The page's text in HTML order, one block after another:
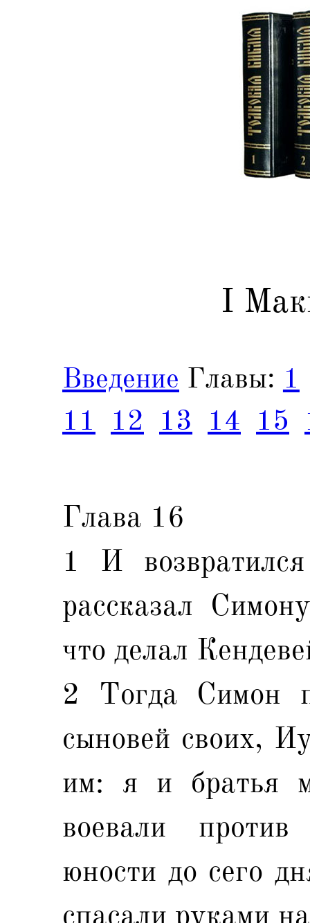
I
Введение Главы: 1
11
12 13 14 15
Глава 16
1 И
рассказал
что делал
2 Тогда Симон
сыновей своих,
им: я и братья
воевали
юности до сего
спасали руками